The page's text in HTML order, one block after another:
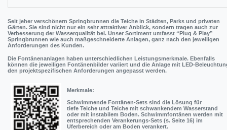
Seit jeher verschönern Springbrunnen die Teiche in Städten, Parks und privaten
Gärten. Sie sind nicht nur ein sehr attraktiver Anblick, sondern tragen auch zur
Verbesserung der Wasserqualität bei. Unser Sortiment umfasst “Plug & Play”
Springbrunnen wie auch maßgeschneiderte Anlagen, ganz nach den jeweiligen
Anforderungen des Kunden.
Die Fontänenanlagen haben unterschiedlichen Leistungsmerkmale. Ebenfalls
können die jeweiligen Fontänenbilder variiert und die Anlage mit LED-
den projektspezifischen Anforderungen angepasst werden.
Merkmale:
Schwimmende Fontänen-Sets sind die Lösung für
tiefe Teiche und Teiche mit schwankendem Wasserstand
oder mit instabilem Boden. Schwimmfontänen werden mit
entsprechenden Verankerungs-Sets (s. Seite 16) im
Uferbereich oder am Boden verankert.